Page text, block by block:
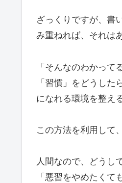
ざっくりですが、書
み重ねれば、それは
「そんなのわかっ
「習慣」をどうし
になれる環境を整え
この方法を利用して
人間なので、どうし
「悪習をやめたく